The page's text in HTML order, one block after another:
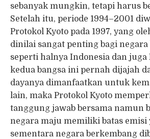
sebanyak mungkin, tetapi harus
Setelah itu, periode 1994–2001
Protokol Kyoto pada 1997, yang
dinilai sangat penting bagi
seperti halnya Indonesia dan juga
kedua bangsa ini pernah dijajah
dayanya dimanfaatkan untuk
lain, maka Protokol Kyoto
tanggung jawab bersama namun
negara maju memiliki batas emisi
sementara negara berkembang